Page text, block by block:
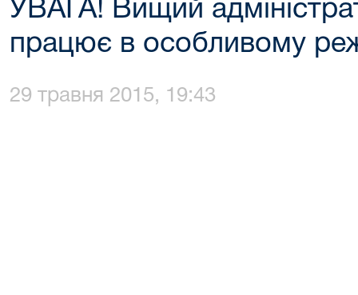
УВАГА! Вищий
працює в особливому
29 травня 2015, 19:43